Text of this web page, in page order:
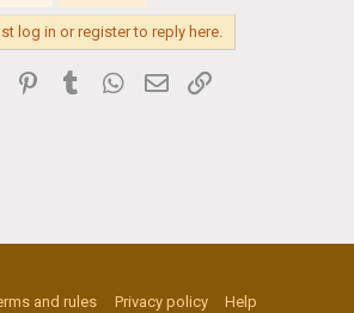
log in or register to reply here.
Reddit PinterestTumblr WhatsApp
Email
and rules Privacy policy
Help